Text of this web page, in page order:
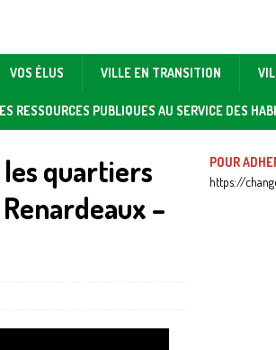
VOS ÉLUS VILLE EN TRANSITION
RESSOURCES PUBLIQUES AU SERVICE DES
les quartiers
–
POUR
https://